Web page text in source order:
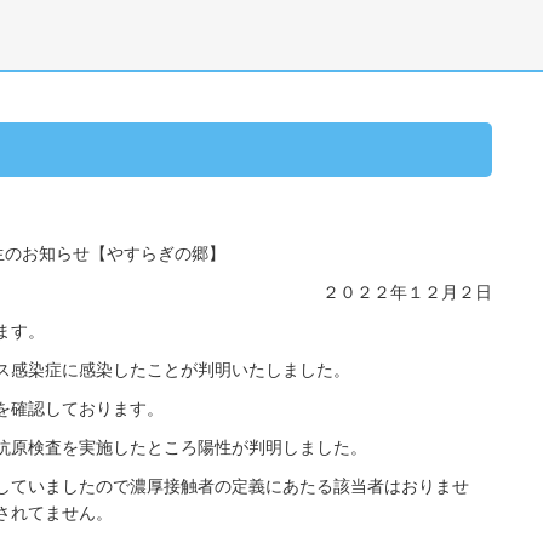
お知らせ【やすらぎの郷】
２０２２年１２月２日
。
染症に感染したことが判明いたしました。
認しております。
検査を実施したところ陽性が判明しました。
いましたので濃厚接触者の定義にあたる該当者はおりませ
てません。